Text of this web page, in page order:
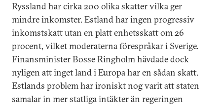
Ryssland har cirka 200 olika skatter vilka ger
mindre inkomster. Estland har ingen progressiv
inkomstskatt utan en platt enhetsskatt om 26
procent, vilket moderaterna förespråkar i Sverige.
Finansminister Bosse Ringholm hävdade dock
nyligen att inget land i Europa har en sådan skatt.
Estlands problem har ironiskt nog varit att staten
samalar in mer statliga intäkter än regeringen